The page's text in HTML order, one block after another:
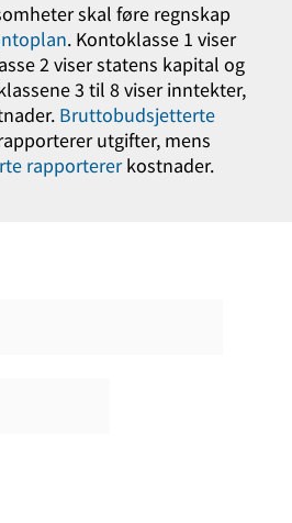
skal føre regnskap
. Kontoklasse 1­­ viser
2 viser statens kapital og
3 til 8 viser inntekter,
Bruttobudsjetterte
utgifter, mens
rapportererkostnader.